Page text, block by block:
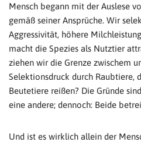
Mensch begann mit der Auslese
gemäß seiner Ansprüche. Wir
Aggressivität, höhere
macht die Spezies als Nutztier
ziehen wir die Grenze zwischem
Selektionsdruck durch Raubtiere,
Beutetiere reißen? Die Gründe
eine andere; dennoch: Beide
Und ist es wirklich allein der